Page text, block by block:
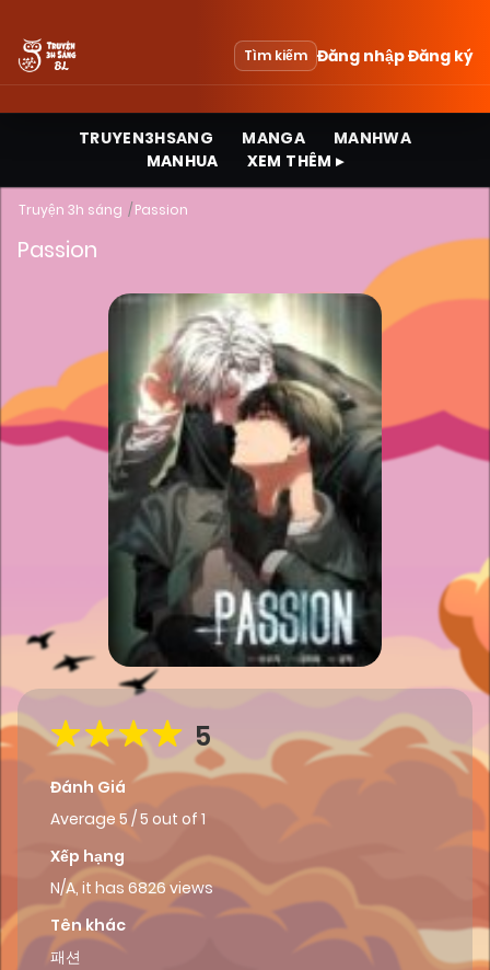
Tìm kiếm Đăng nhậpĐăng ký
TRUYEN3HSANG MANGA
MANHWA
MANHUA
XEM THÊM ▸
Truyện 3h sáng Passion
Passion
5
Đánh Giá
Average 5 /5 out of 1
Xếp hạng
N/A, it has 6826 views
Tên khác
패션